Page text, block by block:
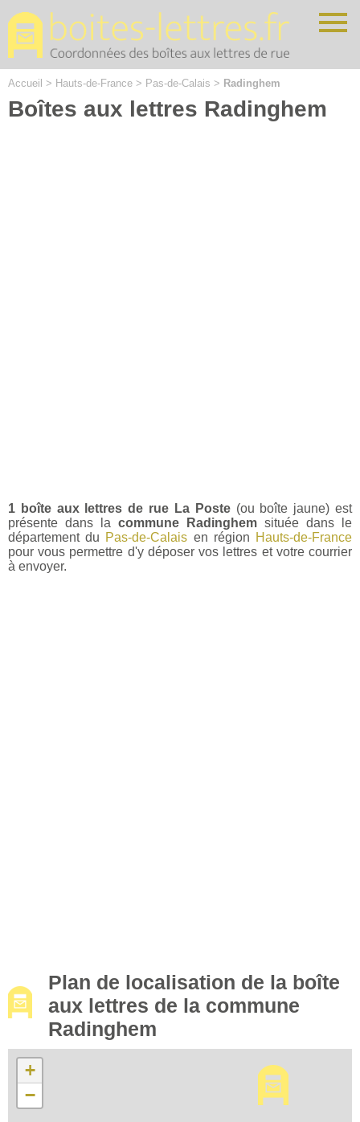
Accueil > Hauts-de-France > Pas-de-Calais > Radinghem
Boîtes aux lettres Radinghem
1 boîte aux lettres de rue La Poste(ou boîte jaune) est
présente dans la commune Radinghem située dans le
département du Pas-de-Calais en région Hauts-de-France
pour vous permettre d'y déposer vos lettres et votre courrier
à envoyer.
Plan de localisation de la boîte
aux lettres de la commune
Radinghem
+
−